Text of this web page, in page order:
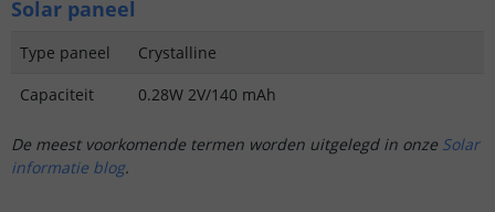
Solar paneel
Type paneel
Crystalline
Capaciteit
0.28W 2V/140 mAh
De meest voorkomende termen worden uitgelegd in onze Solar
informatie blog.